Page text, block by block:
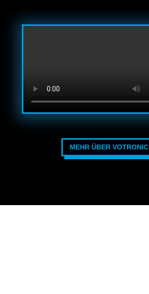
MEHR ÜBER VOTRONIC